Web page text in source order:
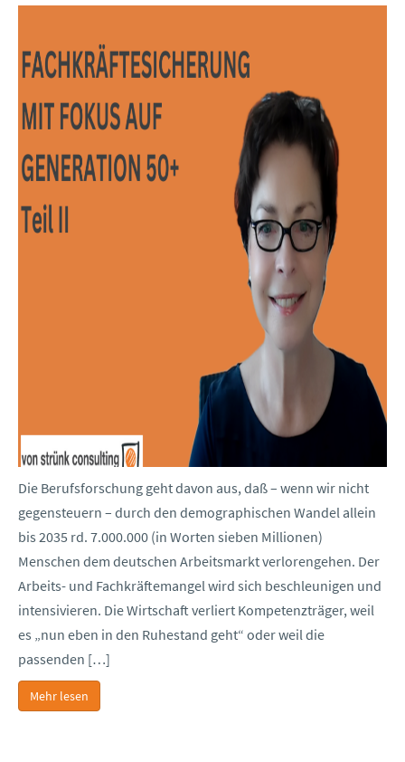
Die Berufsforschung geht davon aus, daß – wenn wir nicht
gegensteuern – durch den demographischen Wandel allein
bis 2035 rd. 7.000.000 (in Worten sieben Millionen)
Menschen dem deutschen Arbeitsmarkt verlorengehen. Der
Arbeits- und Fachkräftemangel wird sich beschleunigen und
intensivieren. Die Wirtschaft verliert Kompetenzträger, weil
es „nun eben in den Ruhestand geht“ oder weil die
passenden […]
Mehr lesen